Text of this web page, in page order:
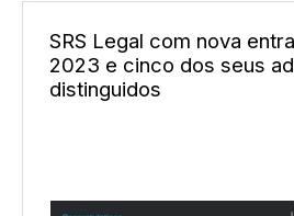
SRS Legal com nova
2023 e cinco dos seus
distinguidos